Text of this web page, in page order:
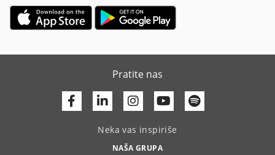
Pratite nas
Facebook
Linkedin Youtube
Neka vas inspiriše
NAŠA GRUPA